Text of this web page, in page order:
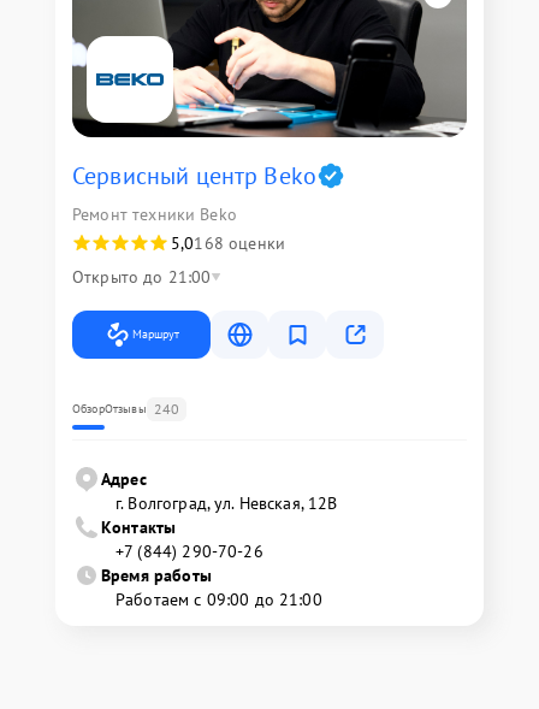
Сервисный центр Beko
Ремонт техники Beko
5,0168 оценки
Открыто до 21:00
Маршрут
ОбзорОтзывы 240
Адрес
г. Волгоград, ул. Невская, 12В
Контакты
+7 (844) 290-70-26
Время работы
Работаем с 09:00 до 21:00